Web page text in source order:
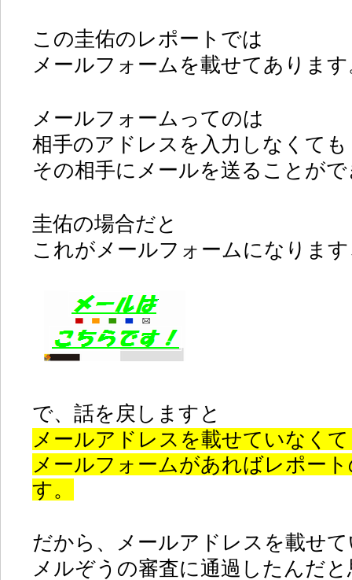
この圭佑のレポートでは
メールフォームを載せてあります
メールフォームってのは
相手のアドレスを入力しなくても
その相手にメールを送ることが
圭佑の場合だと
これがメールフォームになります
で、話を戻しますと
メールアドレスを載せていなく
メールフォームがあればレポー
す。
だから、メールアドレスを載せ
メルぞうの審査に通過したんだ